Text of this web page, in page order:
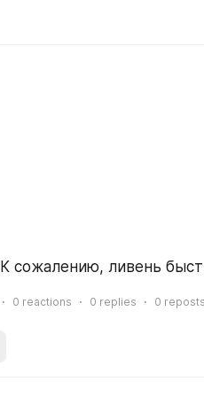
сожалению, ливень
0 reactions 0 replies 0 reposts